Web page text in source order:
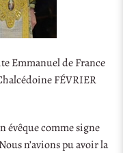
Emmanuel de France
FÉVRIER
évêque comme signe
n’avions pu avoir la